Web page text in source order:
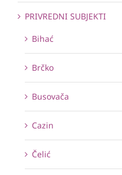
PRIVREDNI SUBJEKTI
Bihać
Brčko
Busovača
Cazin
Čelić